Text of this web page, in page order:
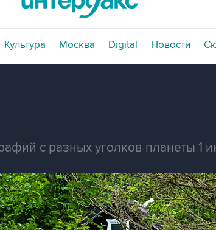
Культура Москва Digital Новости
с разных уголков планеты 1